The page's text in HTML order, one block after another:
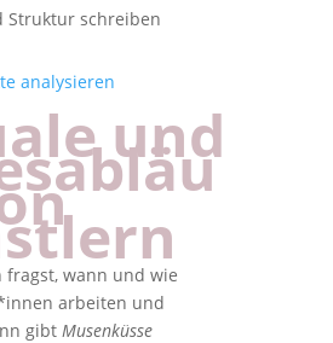
Struktur schreiben
analysieren
und
fragst, wann und wie
arbeiten und
gibt Musenküsse